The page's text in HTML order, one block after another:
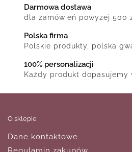
Darmowa dostawa
dla zamówień powyżej 500
Polska firma
Polskie produkty, polska
100% personalizacji
Każdy produkt dopasujemy
O sklepie
Dane kontaktowe